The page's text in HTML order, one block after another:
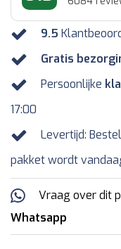
9.5
Gratis
Persoonlijke
17:00
Levertijd:
pakket wordt
Vraag over dit
Whatsapp